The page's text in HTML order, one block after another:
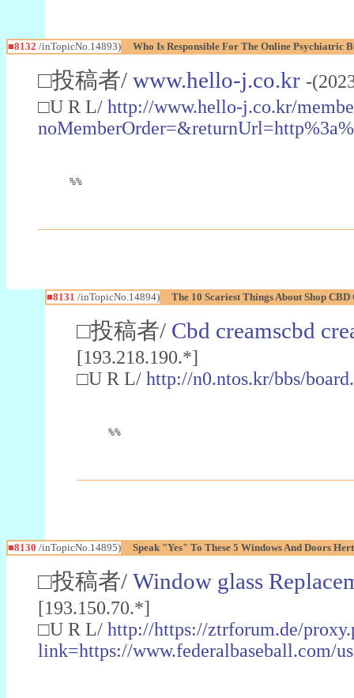
■8132 /inTopicNo.14893) Who Is Responsible For The Online Psychiatric
□投稿者/ www.hello-j.co.kr -
□U R L/ http://www.hello-j.co.kr/
%%
■8131 /inTopicNo.14894) The 10 Scariest Things About Shop CBD
□投稿者/ Cbd creamscbd
[193.218.190.*]
□U R L/ http://n0.ntos.kr/bbs/
%%
■8130 /inTopicNo.14895) Speak "Yes" To These 5 Windows And Doors
□投稿者/ Window glass
[193.150.70.*]
□U R L/ http://https://ztrforum.de/
link=https://www.federalbaseball.com/